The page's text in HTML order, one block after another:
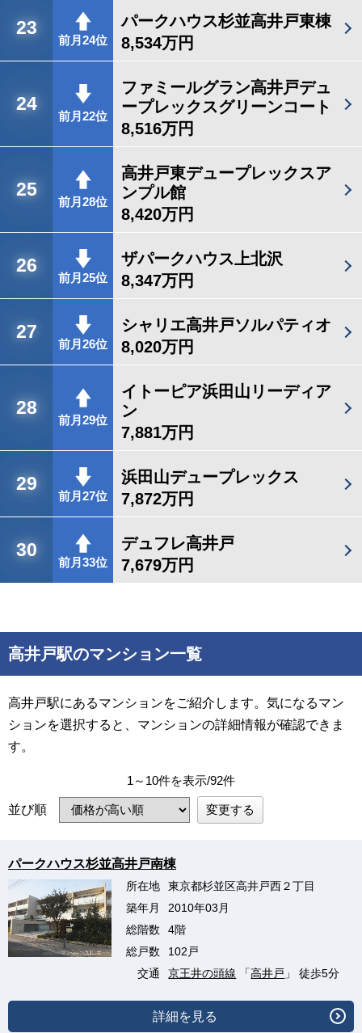
23
前月24位
パークハウス杉並高井戸東棟
8,534万円
24
前月22位
ファミールグラン高井戸デュ
ープレックスグリーンコート
8,516万円
25
前月28位
高井戸東デュープレックスア
ンプル館
8,420万円
26
前月25位
ザパークハウス上北沢
8,347万円
27
前月26位
シャリエ高井戸ソルパティオ
8,020万円
28
前月29位
イトーピア浜田山リーディア
ン
7,881万円
29
前月27位
浜田山デュープレックス
7,872万円
30
前月33位
デュフレ高井戸
7,679万円
高井戸駅のマンション一覧
高井戸駅にあるマンションをご紹介します。気になるマン
ションを選択すると、マンションの詳細情報が確認できま
す。
1～10件を表示/92件
並び順 変更する
パークハウス杉並高井戸南棟
所在地
東京都杉並区高井戸西２丁目
築年月
2010年03月
総階数
4階
総戸数
102戸
交通
京王井の頭線 「高井戸 」 徒歩5分
詳細を見る